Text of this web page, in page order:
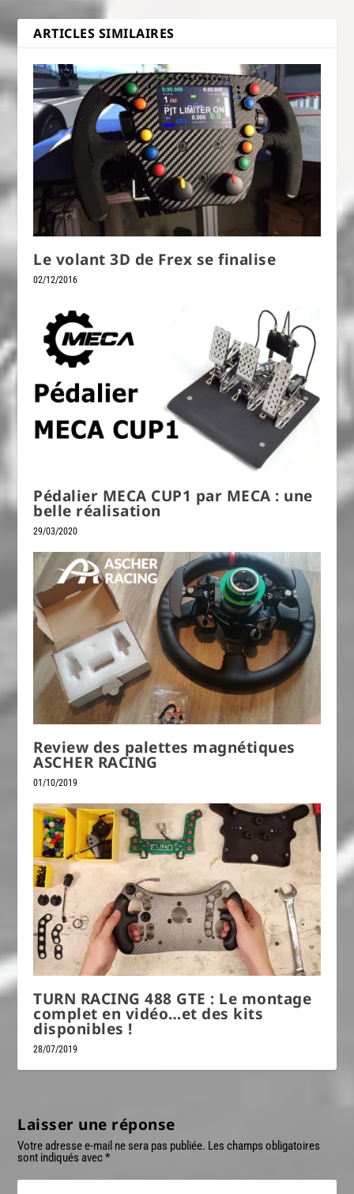
ARTICLES SIMILAIRES
Le volant 3D de Frex se finalise
02/12/2016
Pédalier MECA CUP1 par MECA : une
belle réalisation
29/03/2020
Review des palettes magnétiques
ASCHER RACING
01/10/2019
TURN RACING 488 GTE : Le montage
complet en vidéo…et des kits
disponibles !
28/07/2019
Laisser une réponse
Votre adresse e-mail ne sera pas publiée. Les champs obligatoires
sont indiqués avec*